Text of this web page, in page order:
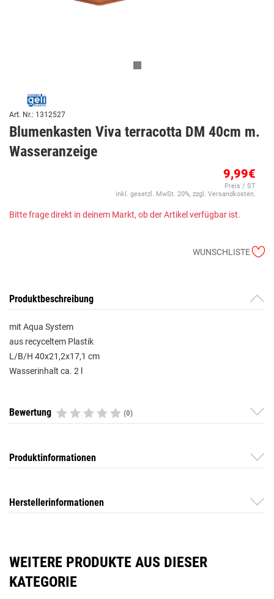
Art. Nr.: 1312527
Blumenkasten Viva terracotta DM 40cm m.
Wasseranzeige
9,99€
Preis / ST
inkl. gesetzl. MwSt. 20%, zzgl. Versandkosten.
Bitte frage direkt in deinem Markt, ob der Artikel verfügbar ist.
WUNSCHLISTE
Produktbeschreibung
mit Aqua System
aus recyceltem Plastik
L/B/H 40x21,2x17,1 cm
Wasserinhalt ca. 2 l
Bewertung (0)
Produktinformationen
Herstellerinformationen
WEITERE PRODUKTE AUS DIESER
KATEGORIE